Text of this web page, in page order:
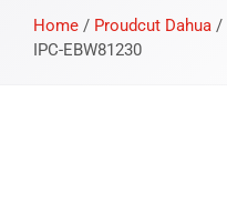
Home / Proudcut Dahua /
IPC-EBW81230